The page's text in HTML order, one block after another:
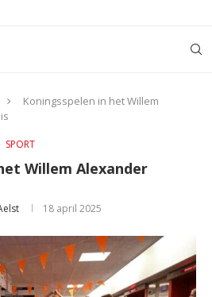
Koningsspelen in het Willem
SPORT
Willem Alexander
18 april 2025